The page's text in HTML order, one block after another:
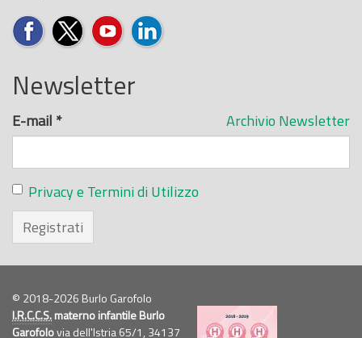
Newsletter
Archivio Newsletter
E-mail *
Privacy e Termini di Utilizzo
Registrati
© 2018-2026 Burlo Garofolo
I.R.C.C.S.materno infantile Burlo
Garofolovia dell'Istria 65/1, 34137